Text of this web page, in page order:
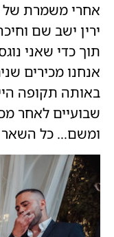
אחרי משמרת של 9 שעות במלצרות, התיישבתי בשולחן עובדים ואכלתי המבורגר
ירין ישב שם
תוך כדי שאני
אנחנו מכירים
באותה תקופה
שבועיים לאחר
ומשם… כל השאר